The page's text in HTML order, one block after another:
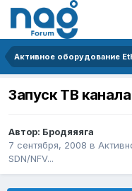
Запуск ТВ
Автор: Бродяяяга
7 сентября, 2008 в
SDN/NFV...